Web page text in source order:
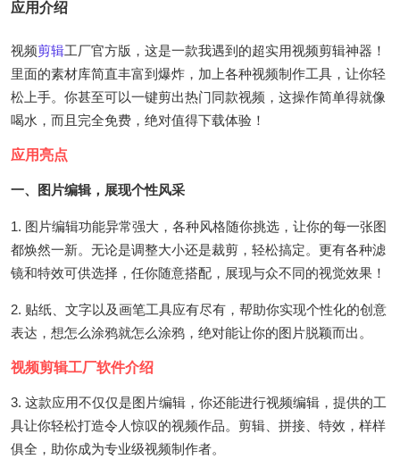
应用介绍
视频剪辑工厂官方版，这是一款我遇到的超实用视频剪辑神器！
里面的素材库简直丰富到爆炸，加上各种视频制作工具，让你轻
松上手。你甚至可以一键剪出热门同款视频，这操作简单得就像
喝水，而且完全免费，绝对值得下载体验！
应用亮点
一、图片编辑，展现个性风采
1. 图片编辑功能异常强大，各种风格随你挑选，让你的每一张图
都焕然一新。无论是调整大小还是裁剪，轻松搞定。更有各种滤
镜和特效可供选择，任你随意搭配，展现与众不同的视觉效果！
2. 贴纸、文字以及画笔工具应有尽有，帮助你实现个性化的创意
表达，想怎么涂鸦就怎么涂鸦，绝对能让你的图片脱颖而出。
视频剪辑工厂软件介绍
3. 这款应用不仅仅是图片编辑，你还能进行视频编辑，提供的工
具让你轻松打造令人惊叹的视频作品。剪辑、拼接、特效，样样
俱全，助你成为专业级视频制作者。